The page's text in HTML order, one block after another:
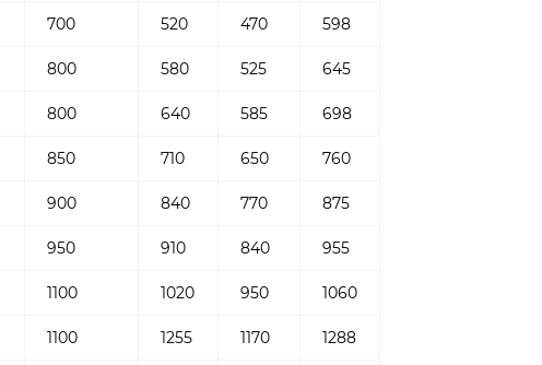
700 520 470 598
800 580 525 645
800 640 585 698
850 710 650 760
900 840 770 875
950 910 840 955
1100 1020 950 1060
1100 1255 1170 1288